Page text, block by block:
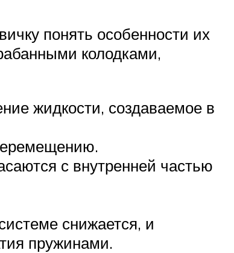
понять особенности их
колодками,
жидкости, создаваемое в
с внутренней частью
снижается, и
пружинами.